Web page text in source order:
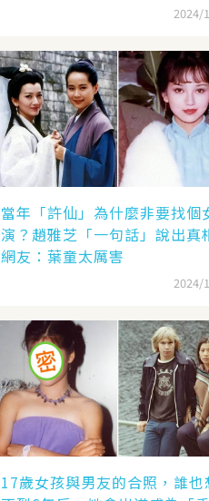
2024/
當年「許仙」為什麼非要找個
演？趙雅芝「一句話」說出真
網友：葉童太厲害
2024/
17歲女孩與男友的合照，誰也